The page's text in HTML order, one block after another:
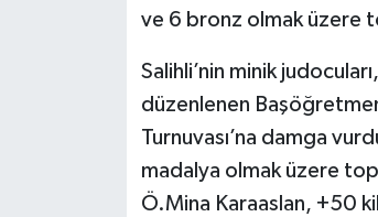
ve 6 bronz olmak üzere
Salihli’nin minik
düzenlenen
Turnuvası’na damga
madalya olmak üzere
Ö.Mina Karaaslan, +50